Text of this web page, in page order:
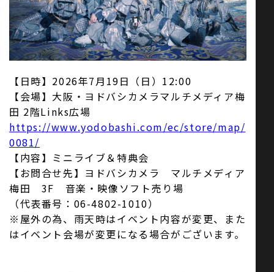
お問い合わせ
【日時】2026年7月19日（日）12:00
【会場】大阪・ヨドバシカメラマルチメディア梅
田 2階Links広場
https://www.yodobashi.com/ec/store/map/
0081/
【内容】ミニライブ＆特典会
【お問合せ先】ヨドバシカメラ マルチメディア
梅田 3F 音楽・映像ソフト売り場
（代表番号：06-4802-1010）
※屋外の為、雨天時はイベント内容が変更、また
はイベント会場が変更になる場合がございます。